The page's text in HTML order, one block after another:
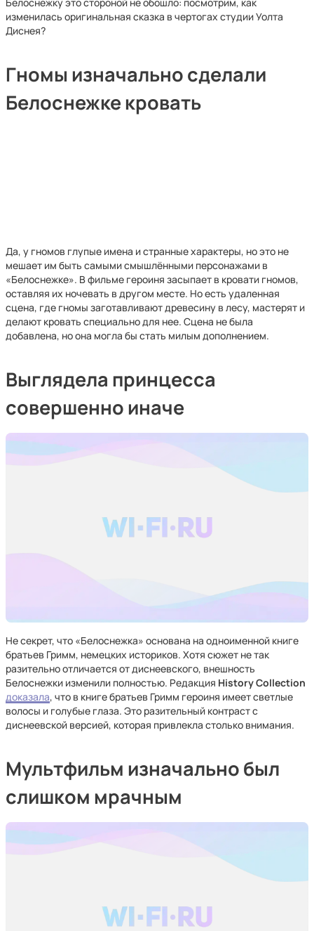
изменилась оригинальная сказка в чертогах студии Уолта
Диснея?
Гномы изначально сделали
Белоснежке кровать
Да, у гномов глупые имена и странные характеры, но это не
мешает им быть самыми смышлёнными персонажами в
«Белоснежке». В фильме героиня засыпает в кровати гномов,
оставляя их ночевать в другом месте. Но есть удаленная
сцена, где гномы заготавливают древесину в лесу, мастерят и
делают кровать специально для нее. Сцена не была
добавлена, но она могла бы стать милым дополнением.
Выглядела принцесса
совершенно иначе
Не секрет, что «Белоснежка» основана на одноименной книге
братьев Гримм, немецких историков. Хотя сюжет не так
разительно отличается от диснеевского, внешность
Белоснежки изменили полностью. Редакция History Collection
доказала, что в книге братьев Гримм героиня имеет светлые
волосы и голубые глаза. Это разительный контраст с
диснеевской версией, которая привлекла столько внимания.
Мультфильм изначально был
слишком мрачным